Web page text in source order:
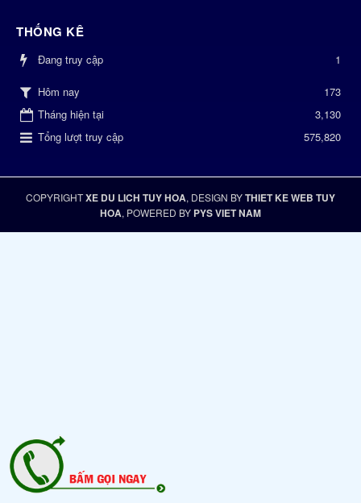
THỐNG KÊ
Đang truy cập 1
Hôm nay
173
Tháng hiện tại
3,130
Tổng lượt truy cập
575,820
COPYRIGHTXE DU LICH TUY HOA, DESIGN BYTHIET KE WEB TUY
HOA, POWERED BY PYS VIET NAM